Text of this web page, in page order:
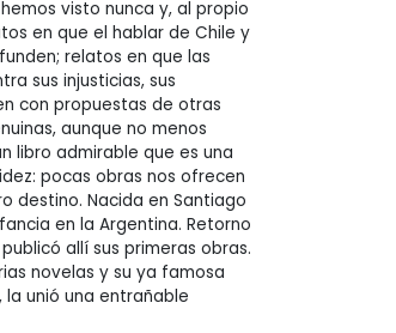
visto nunca y, al propio
en que el hablar de Chile y
relatos en que las
sus injusticias, sus
con propuestas de otras
aunque no menos
libro admirable que es una
pocas obras nos ofrecen
destino. Nacida en Santiago
en la Argentina. Retorno
allí sus primeras obras.
novelas y su ya famosa
unió una entrañable